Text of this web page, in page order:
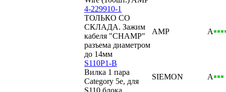
4-229910-1
ТОЛЬКО СО
СКЛАДА. Зажим
кабеля "CHAMP"
разъема диаметром
до 14мм
AMP А
S110P1-B
Вилка 1 пара
Category 5е, для
S110 блока,
SIEMON А